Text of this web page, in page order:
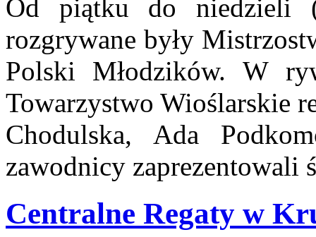
Od piątku do niedzieli
rozgrywane były
Polski Młodzików. W
Towarzystwo Wioślarskie
Chodulska, Ada
zawodnicy zaprezentowali
Centralne Regaty w